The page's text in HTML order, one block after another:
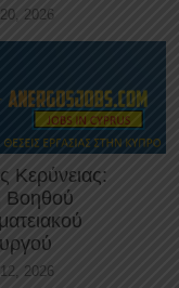
2026
Κερύνειας:
Βοηθού
2026